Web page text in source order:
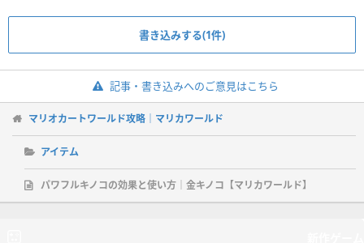
書き込みする(1件)
記事・書き込みへのご意見はこちら
マリオカートワールド攻略｜マリカワールド
アイテム
パワフルキノコの効果と使い方｜金キノコ【マリカワールド】